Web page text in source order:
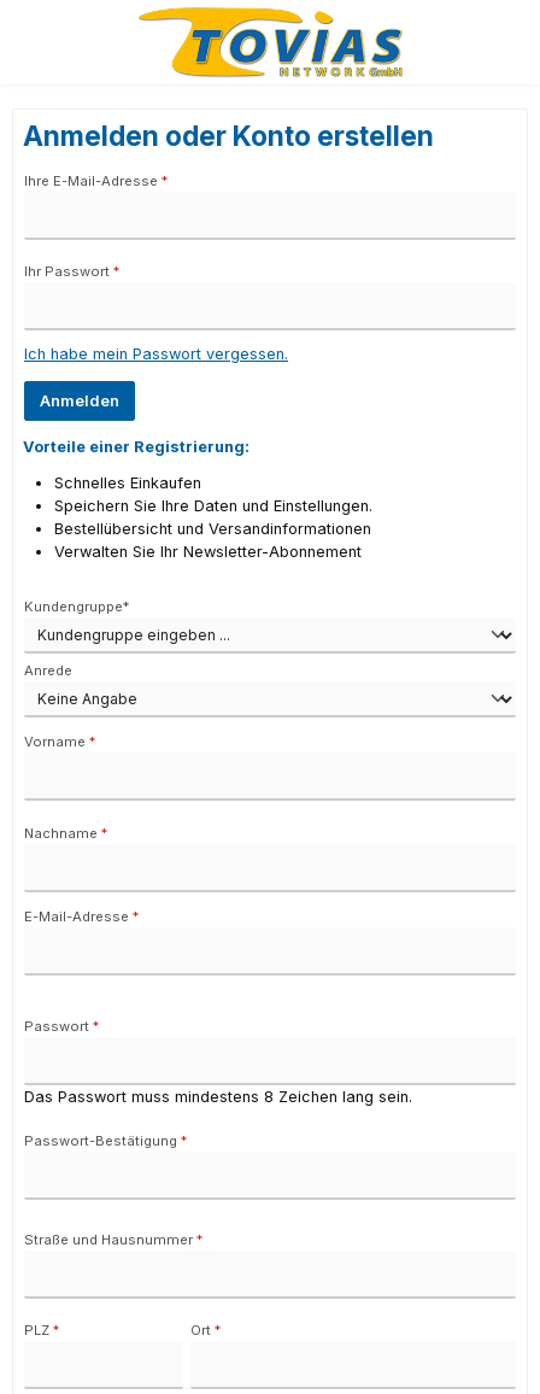
Zum Hauptinhalt springen
Anmelden oder Konto erstellen
Ihre E-Mail-Adresse *
Ihr Passwort *
Ich habe mein Passwort vergessen.
Anmelden
Vorteile einer Registrierung:
Schnelles Einkaufen
Speichern Sie Ihre Daten und Einstellungen.
Bestellübersicht und Versandinformationen
Verwalten Sie Ihr Newsletter-Abonnement
Persönliche Informationen
Kundengruppe*
Anrede
Vorname *
Nachname *
E-Mail-Adresse *
Passwort *
Das Passwort muss mindestens 8 Zeichen lang sein.
Passwort-Bestätigung *
Straße und Hausnummer *
PLZ * Ort*